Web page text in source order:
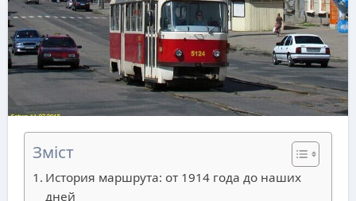
Зміст
История маршрута: от 1914 года до наших
дней